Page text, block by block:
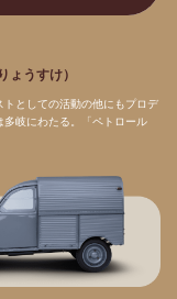
ょうすけ）
としての活動の他にもプロデ
多岐にわたる。「ペトロール